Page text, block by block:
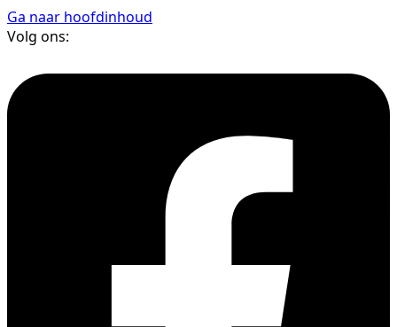
Ga naar hoofdinhoud
Volg ons: